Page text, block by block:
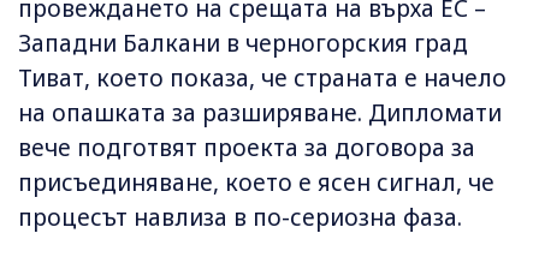
провеждането на срещата на върха ЕС –
Западни Балкани в черногорския град
Тиват, което показа, че страната е начело
на опашката за разширяване. Дипломати
вече подготвят проекта за договора за
присъединяване, което е ясен сигнал, че
процесът навлиза в по-сериозна фаза.